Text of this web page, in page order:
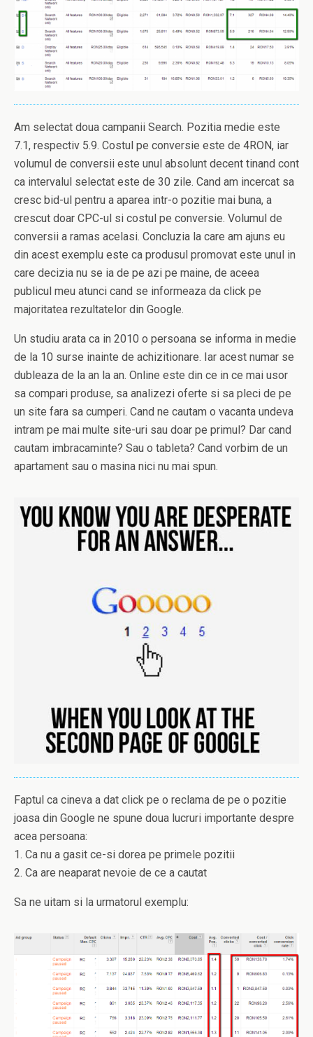
Am selectat doua campanii Search. Pozitia medie este
7.1, respectiv 5.9. Costul pe conversie este de 4RON, iar
volumul de conversii este unul absolunt decent tinand cont
ca intervalul selectat este de 30 zile. Cand am incercat sa
cresc bid-ul pentru a aparea intr-o pozitie mai buna, a
crescut doar CPC-ul si costul pe conversie. Volumul de
conversii a ramas acelasi. Concluzia la care am ajuns eu
din acest exemplu este ca produsul promovat este unul in
care decizia nu se ia de pe azi pe maine, de aceea
publicul meu atunci cand se informeaza da click pe
majoritatea rezultatelor din Google.
Un studiu arata ca in 2010 o persoana se informa in medie
de la 10 surse inainte de achizitionare. Iar acest numar se
dubleaza de la an la an. Online este din ce in ce mai usor
sa compari produse, sa analizezi oferte si sa pleci de pe
un site fara sa cumperi. Cand ne cautam o vacanta undeva
intram pe mai multe site-uri sau doar pe primul? Dar cand
cautam imbracaminte? Sau o tableta? Cand vorbim de un
apartament sau o masina nici nu mai spun.
Faptul ca cineva a dat click pe o reclama de pe o pozitie
joasa din Google ne spune doua lucruri importante despre
acea persoana:
1. Ca nu a gasit ce-si dorea pe primele pozitii
2. Ca are neaparat nevoie de ce a cautat
Sa ne uitam si la urmatorul exemplu: